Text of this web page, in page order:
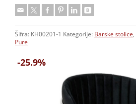
-25.9%
Šifra: KH00201-1 Kategorije: Barske stolice,
Pure